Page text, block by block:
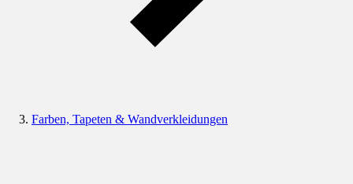
Farben, Tapeten & Wandverkleidungen